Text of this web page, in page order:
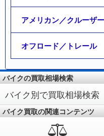
アメリカン／クルーザー
オフロード／トレール
バイクの買取相場検索
バイク別で買取相場検索
バイク買取の関連コンテンツ